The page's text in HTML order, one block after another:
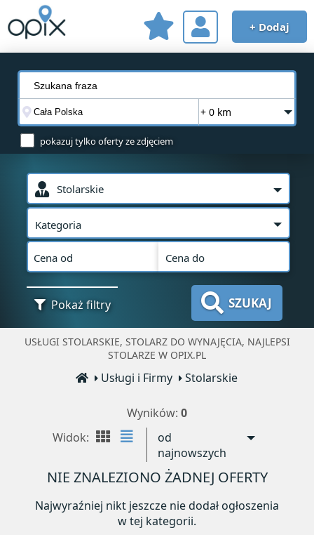
+ Dodaj
+ 0 km
pokazuj tylko oferty ze zdjęciem
Stolarskie
Kategoria
Cena od Cena do
Pokaż filtry SZUKAJ
USŁUGI STOLARSKIE, STOLARZ DO WYNAJĘCIA, NAJLEPSI
STOLARZE W OPIX.PL
Usługi i Firmy Stolarskie
Wyników: 0
Widok:
od
najnowszych
NIE ZNALEZIONO ŻADNEJ OFERTY
Najwyraźniej nikt jeszcze nie dodał ogłoszenia
w tej kategorii.